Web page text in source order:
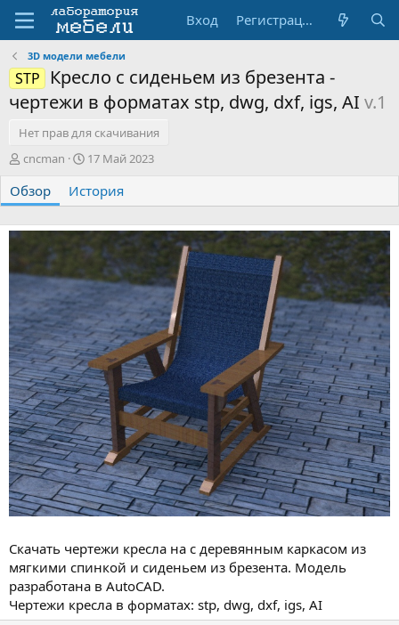
Вход Регистрация
3D модели мебели
STP
Кресло с сиденьем из брезента -
чертежи в форматах stp, dwg, dxf, igs, AI v.1
Нет прав для скачивания
А
т
о
р
cncman
Д
т
а
с
з
а
н
и
я
17 Май 2023
Обзор История
Скачать чертежи кресла на с деревянным каркасом из
мягкими спинкой и сиденьем из брезента. Модель
разработана в AutoCAD.
Чертежи кресла в форматах: stp, dwg, dxf, igs, AI